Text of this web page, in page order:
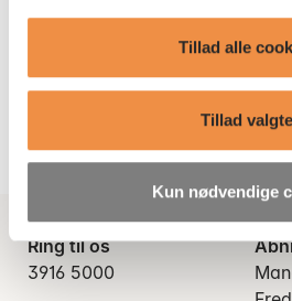
Tillad alle
Tillad valgte
Kun nødvendige
Tilmeld dig på Min
Ring til os
3916 5000